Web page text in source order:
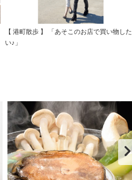
【 港町散歩 】 「あそこのお店で買い物した
い♪」